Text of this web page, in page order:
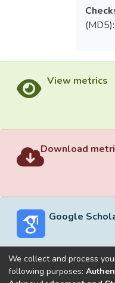
View metrics
Download
Google
We collect and process
following purposes: